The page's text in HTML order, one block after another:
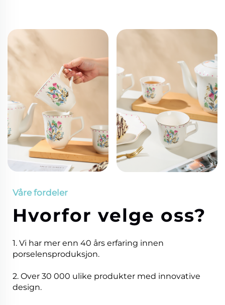
Våre fordeler
Hvorfor velge oss?
1. Vi har mer enn 40 års erfaring innen
porselensproduksjon.
2. Over 30 000 ulike produkter med innovative
design.